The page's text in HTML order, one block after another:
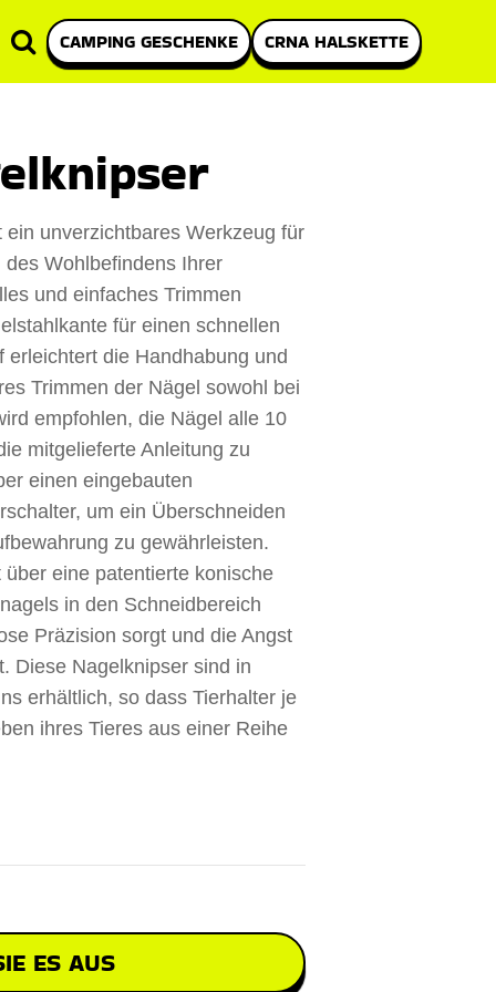
CAMPING GESCHENKE CRNA HALSKETTE
unverzichtbares Werkzeug für
Wohlbefindens Ihrer
und einfaches Trimmen
für einen schnellen
die Handhabung und
Trimmen der Nägel sowohl bei
empfohlen, die Nägel alle 10
mitgelieferte Anleitung zu
einen eingebauten
um ein Überschneiden
zu gewährleisten.
eine patentierte konische
in den Schneidbereich
Präzision sorgt und die Angst
Diese Nagelknipser sind in
erhältlich, so dass Tierhalter je
ihres Tieres aus einer Reihe
ES AUS